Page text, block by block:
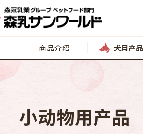
商品介绍 犬用产品
小动物用产品